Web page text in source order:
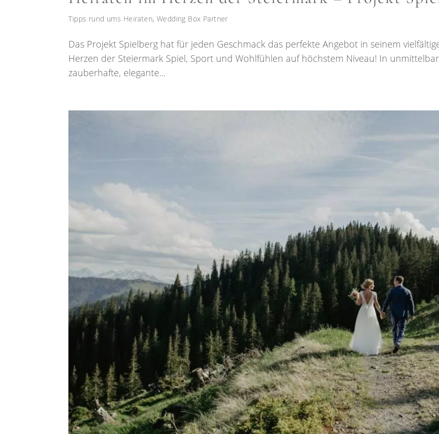
Tipps rund ums Heiraten, Wedding Box Partner
Das Projekt Spielberg hat für jeden Geschmack das perfekte Angebot in seinem
Herzen der Steiermark Spiel, Sport und Wohlfühlen auf höchstem Niveau! In
zauberhafte, elegante...